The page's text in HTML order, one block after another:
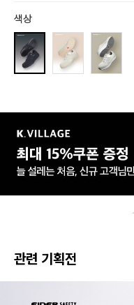
색상
관련 기획전